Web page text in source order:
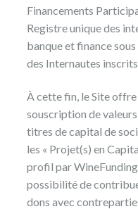
Financements
Registre unique des
banque et finance
des Internautes
À cette fin, le Site
souscription de
titres de capital de
les « Projet(s) en
profil par
possibilité de
dons avec